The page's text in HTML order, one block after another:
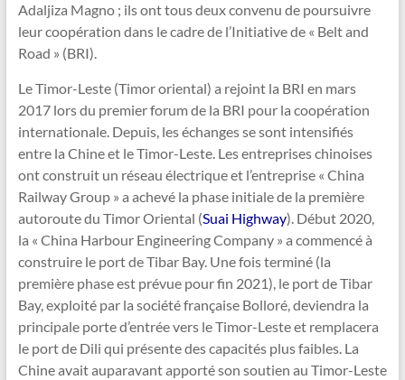
Adaljiza Magno ; ils ont tous deux convenu de poursuivre
leur coopération dans le cadre de l’Initiative de « Belt and
Road » (BRI).
Le Timor-Leste (Timor oriental) a rejoint la BRI en mars
2017 lors du premier forum de la BRI pour la coopération
internationale. Depuis, les échanges se sont intensifiés
entre la Chine et le Timor-Leste. Les entreprises chinoises
ont construit un réseau électrique et l’entreprise « China
Railway Group » a achevé la phase initiale de la première
autoroute du Timor Oriental (Suai Highway). Début 2020,
la « China Harbour Engineering Company » a commencé à
construire le port de Tibar Bay. Une fois terminé (la
première phase est prévue pour fin 2021), le port de Tibar
Bay, exploité par la société française Bolloré, deviendra la
principale porte d’entrée vers le Timor-Leste et remplacera
le port de Dili qui présente des capacités plus faibles. La
Chine avait auparavant apporté son soutien au Timor-Leste